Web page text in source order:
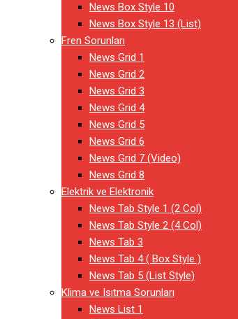
News Box Style 10
News Box Style 13 (List)
Fren Sorunları
News Grid 1
News Grid 2
News Grid 3
News Grid 4
News Grid 5
News Grid 6
News Grid 7 (Video)
News Grid 8
Elektrik ve Elektronik
News Tab Style 1 (2 Col)
News Tab Style 2 (4 Col)
News Tab 3
News Tab 4 ( Box Style )
News Tab 5 (List Style)
Klima ve Isıtma Sorunları
News List 1